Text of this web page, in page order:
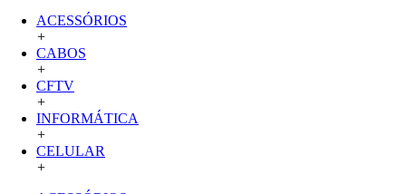
ACESSÓRIOS
+
CABOS
+
CFTV
+
INFORMÁTICA
+
CELULAR
+